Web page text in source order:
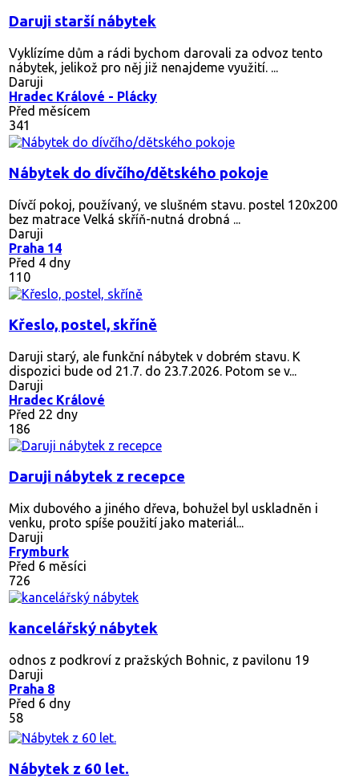
Daruji starší nábytek
Vyklízíme dům a rádi bychom darovali za odvoz tento
nábytek, jelikož pro něj již nenajdeme využití. ...
Daruji
Hradec Králové - Plácky
Před měsícem
341
Nábytek do dívčího/dětského pokoje
Dívčí pokoj, používaný, ve slušném stavu. postel 120x200
bez matrace Velká skříň-nutná drobná ...
Daruji
Praha 14
Před 4 dny
110
Křeslo, postel, skříně
Daruji starý, ale funkční nábytek v dobrém stavu. K
dispozici bude od 21.7. do 23.7.2026. Potom se v...
Daruji
Hradec Králové
Před 22 dny
186
Daruji nábytek z recepce
Mix dubového a jiného dřeva, bohužel byl uskladněn i
venku, proto spíše použití jako materiál...
Daruji
Frymburk
Před 6 měsíci
726
kancelářský nábytek
odnos z podkroví z pražských Bohnic, z pavilonu 19
Daruji
Praha 8
Před 6 dny
58
Nábytek z 60 let.